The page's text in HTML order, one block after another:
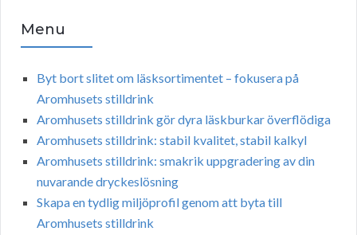
Menu
Byt bort slitet om läsksortimentet – fokusera på
Aromhusets stilldrink
Aromhusets stilldrink gör dyra läskburkar överflödiga
Aromhusets stilldrink: stabil kvalitet, stabil kalkyl
Aromhusets stilldrink: smakrik uppgradering av din
nuvarande dryckeslösning
Skapa en tydlig miljöprofil genom att byta till
Aromhusets stilldrink